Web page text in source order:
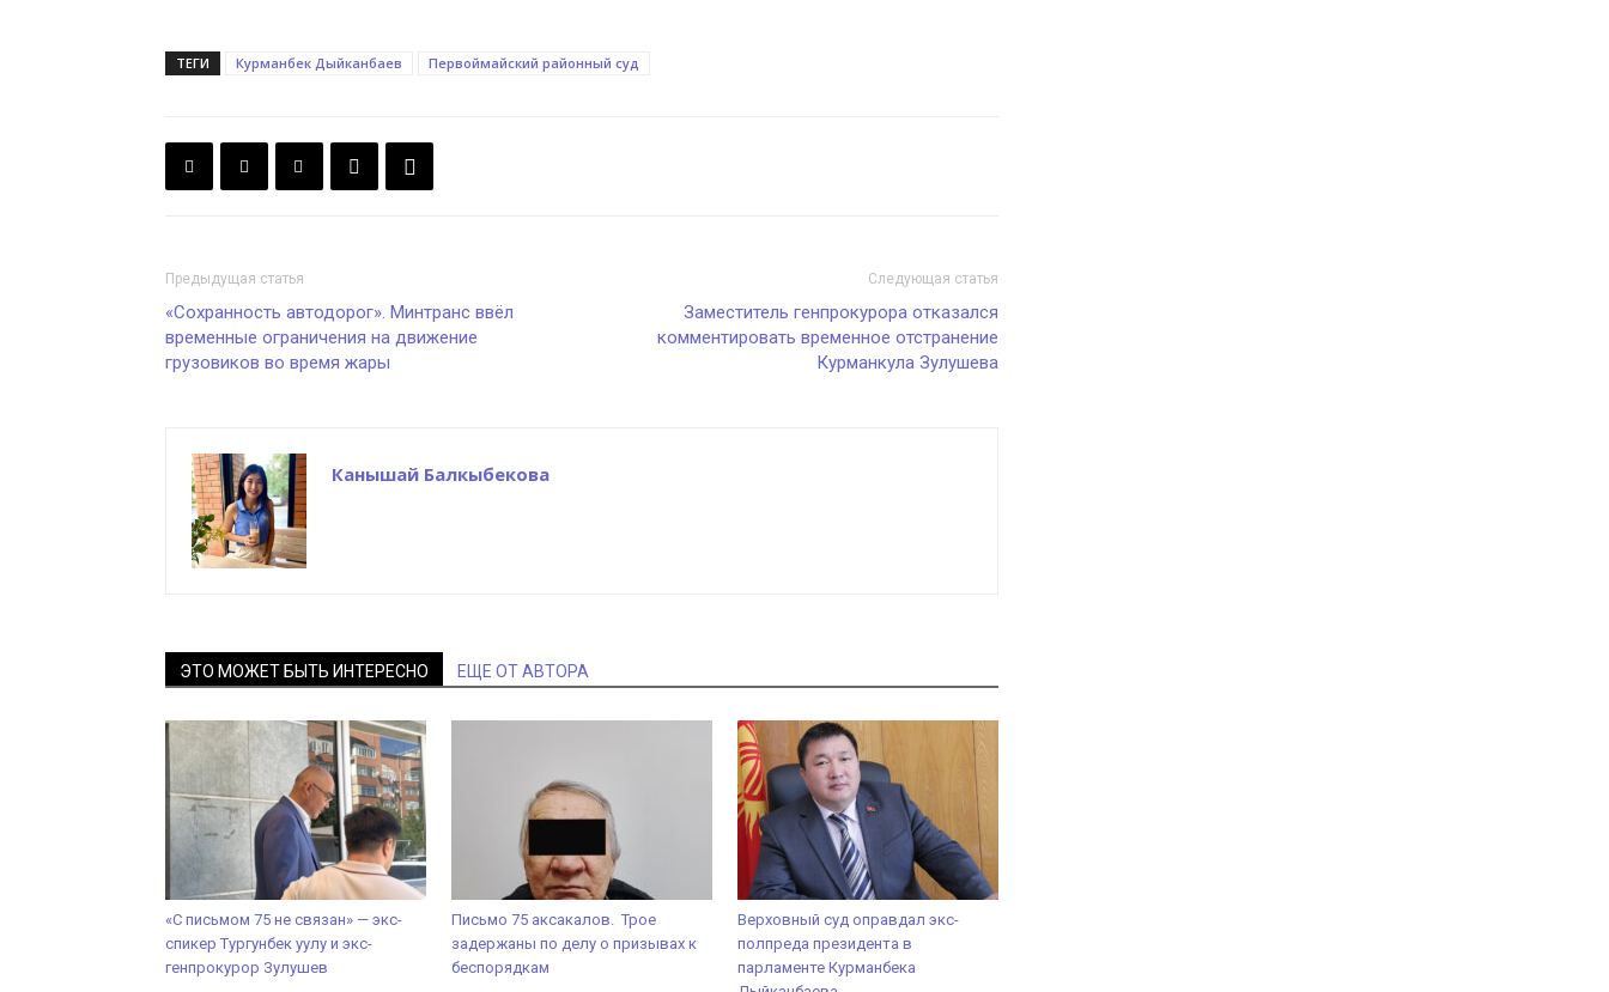
ТЕГИ Курманбек Дыйканбаев Первоймайский районный суд
Предыдущая статья
«Сохранность автодорог». Минтранс ввёл
временные ограничения на движение
грузовиков во время жары
Следующая статья
Заместитель генпрокурора отказался
комментировать временное отстранение
Курманкула Зулушева
Канышай Балкыбекова
ЭТО МОЖЕТ БЫТЬ ИНТЕРЕСНО ЕЩЕ ОТ АВТОРА
«С письмом 75 не связан» — экс-
спикер Тургунбек уулу и экс-
генпрокурор Зулушев
Письмо 75 аксакалов. Трое
задержаны по делу о призывах к
беспорядкам
Верховный суд оправдал экс-
полпреда президента в
парламенте Курманбека